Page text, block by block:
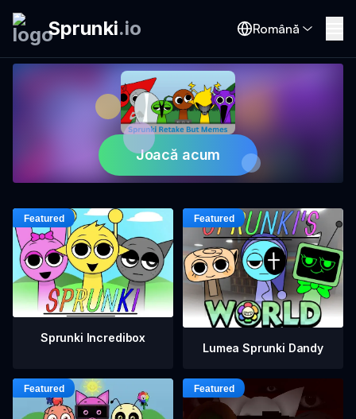
Sprunki.io Română
Joacă acum
Sprunki Incredibox
Lumea Sprunki Dandy